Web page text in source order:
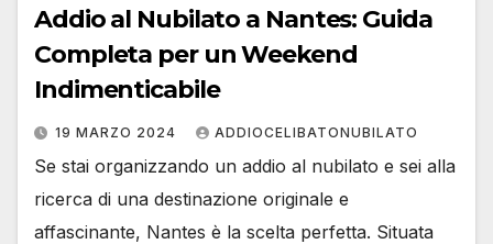
Addio al Nubilato a Nantes: Guida
Completa per un Weekend
Indimenticabile
19 MARZO 2024 ADDIOCELIBATONUBILATO
Se stai organizzando un addio al nubilato e sei alla
ricerca di una destinazione originale e
affascinante, Nantes è la scelta perfetta. Situata